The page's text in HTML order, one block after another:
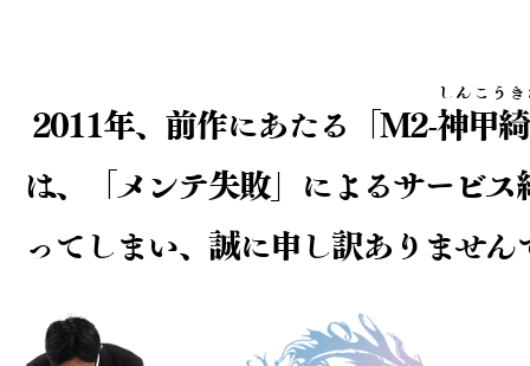
2011年、前作にあたる「M2-神甲
しんこうき
は、
「メンテ失敗」によるサービス
ってしまい、 誠に申し訳ありません